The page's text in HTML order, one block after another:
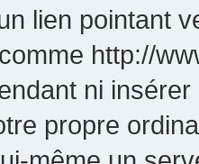
lien pointant
http://
ni
propre